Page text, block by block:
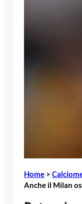
Home >
Anche il Milan